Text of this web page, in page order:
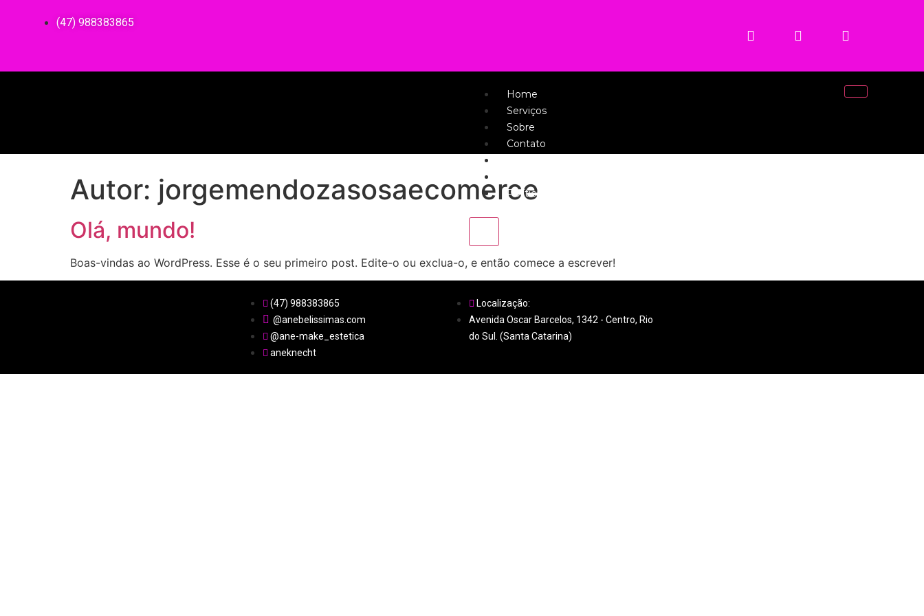
(47) 988383865
Home
Serviços
Sobre
Contato
Política de privacidade
Autor: jorgemendozasosaecomerce
Olá, mundo!
Boas-vindas ao WordPress. Esse é o seu primeiro post. Edite-o ou exclua-o, e então comece a escrever!
(47) 988383865
@anebelissimas.com
@ane-make_estetica
aneknecht
Localização:
Avenida Oscar Barcelos, 1342 - Centro, Rio
do Sul. (Santa Catarina)